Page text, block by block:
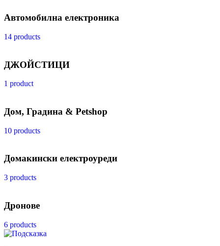
Автомобилна електроника
14 products
ДЖОЙСТИЦИ
1 product
Дом, Градина & Petshop
10 products
Домакински електроуреди
3 products
Дронове
6 products